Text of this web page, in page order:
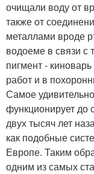
очищали воду от
также от
металлами вроде
водоеме в связи с
пигмент -
работ и в
Самое
функционирует до
двух тысяч лет
как подобные
Европе. Таким
одним из самых